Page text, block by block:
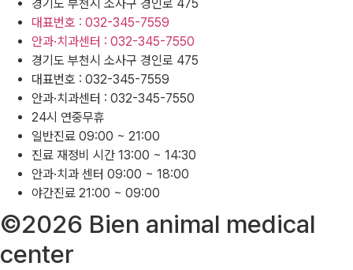
경기도 부천시 소사구 경인로 475
대표번호 : 032-345-7559
안과·치과센터 : 032-345-7550
경기도 부천시 소사구 경인로 475
대표번호 : 032-345-7559
안과·치과센터 : 032-345-7550
24시 연중무휴
일반진료 09:00 ~ 21:00
진료 재정비 시간 13:00 ~ 14:30
안과·치과 센터 09:00 ~ 18:00
야간진료 21:00 ~ 09:00
©2026 Bien animal medical
center